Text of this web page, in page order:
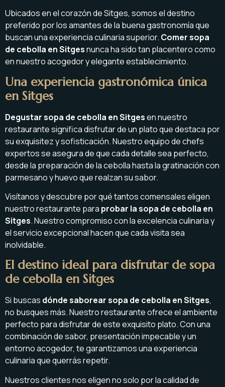
Ubicados en el corazón de Sitges, somos el destino
preferido por los amantes de la buena gastronomía que
buscan una experiencia culinaria superior. Comer sopa
de cebolla en Sitgesnunca ha sido tan placentero como
en nuestro acogedor y elegante establecimiento.
Una experiencia gastronómica única
en Sitges
Degustar sopa de cebolla en Sitgesen nuestro
restaurante significa disfrutar de un plato que destaca por
su exquisitez y sofisticación. Nuestro equipo de chefs
expertos se asegura de que cada detalle sea perfecto,
desde la preparación de la cebolla hasta la gratinación con
parmesano y huevo que realzan su sabor.
Visítanos y descubre por qué tantos comensales eligen
nuestro restaurante para probar la sopa de cebolla en
Sitges. Nuestro compromiso con la excelencia culinaria y
el servicio excepcional hacen que cada visita sea
inolvidable.
El destino ideal para disfrutar de sopa
de cebolla en Sitges
Si buscas dónde saborear sopa de cebolla en Sitges,
no busques más. Nuestro restaurante ofrece el ambiente
perfecto para disfrutar de este exquisito plato. Con una
combinación de sabor, presentación impecable y un
entorno acogedor, te garantizamos una experiencia
culinaria que querrás repetir.
Nuestros clientes nos eligen no solo por la calidad de